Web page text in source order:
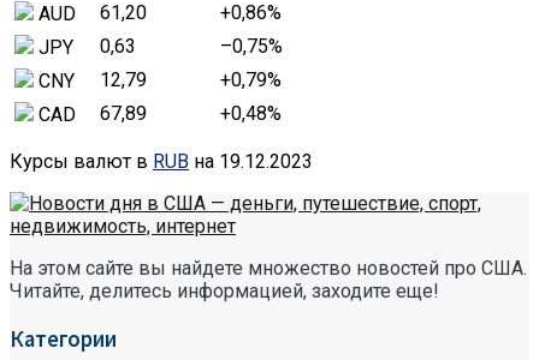
AUD
61,20 +0,86%
JPY
0,63 –0,75%
CNY
12,79 +0,79%
CAD
67,89 +0,48%
Курсы валют в RUB на 19.12.2023
На этом сайте вы найдете множество новостей про США.
Читайте, делитесь информацией, заходите еще!
Категории